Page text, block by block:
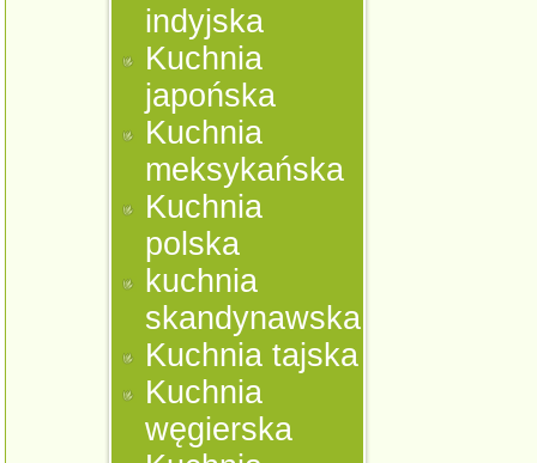
indyjska
Kuchnia
japońska
Kuchnia
meksykańska
Kuchnia
polska
kuchnia
skandynawska
Kuchnia tajska
Kuchnia
węgierska